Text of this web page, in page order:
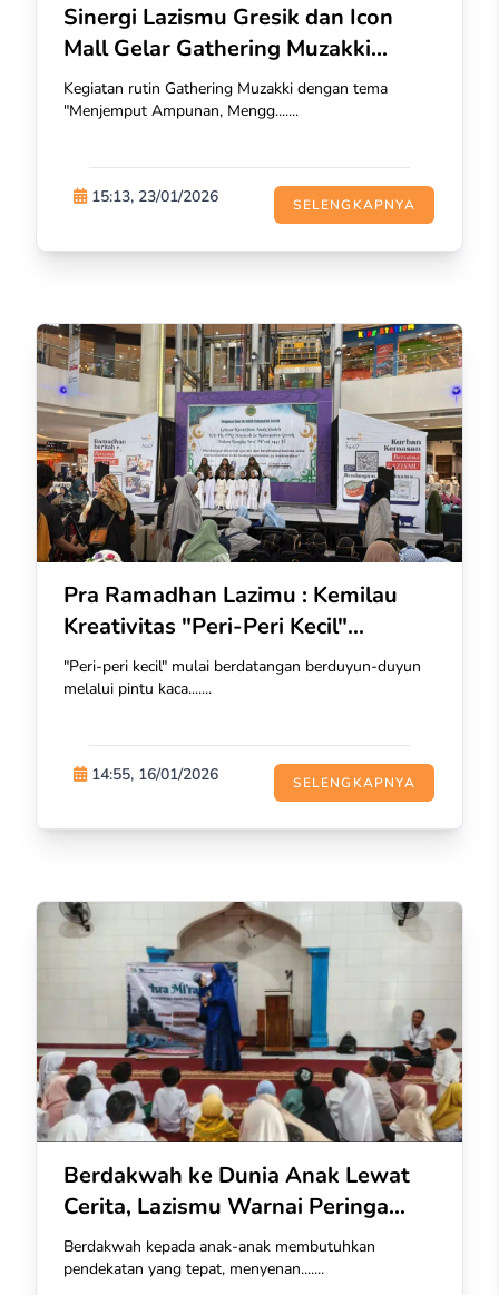
Sinergi Lazismu Gresik dan Icon
Mall Gelar Gathering Muzakki...
Kegiatan rutin Gathering Muzakki dengan tema
"Menjemput Ampunan, Mengg.......
15:13, 23/01/2026 SELENGKAPNYA
Pra Ramadhan Lazimu : Kemilau
Kreativitas "Peri-Peri Kecil"...
"Peri-peri kecil" mulai berdatangan berduyun-duyun
melalui pintu kaca.......
14:55, 16/01/2026 SELENGKAPNYA
Berdakwah ke Dunia Anak Lewat
Cerita, Lazismu Warnai Peringa...
Berdakwah kepada anak-anak membutuhkan
pendekatan yang tepat, menyenan.......